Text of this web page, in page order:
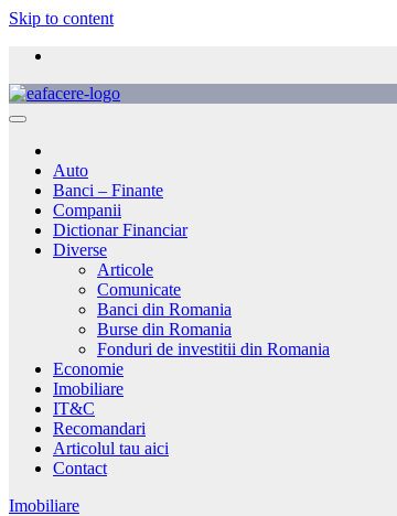
Skip to content
Auto
Banci – Finante
Companii
Dictionar Financiar
Diverse
Articole
Comunicate
Banci din Romania
Burse din Romania
Fonduri de investitii din Romania
Economie
Imobiliare
IT&C
Recomandari
Articolul tau aici
Contact
Imobiliare